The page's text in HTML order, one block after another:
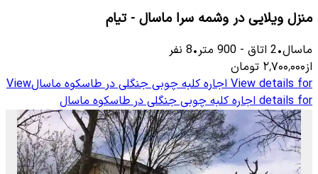
منزل ویلایی در وشمه سرا ماسال - تیام
ماسال•
2 اتاق -
900 متر•
8 نفر
از۲٬۷۰۰٬۰۰۰ تومان
View details for اجاره کلبه چوبی جنگلی در طاسکوه ماسالView
details for اجاره کلبه چوبی جنگلی در طاسکوه ماسال